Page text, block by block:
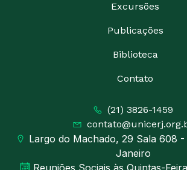
Excursões
Publicações
Biblioteca
Contato
(21) 3826-1459
Largo do Machado, 29 Sala 608 -
Janeiro